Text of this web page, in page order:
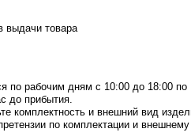
выдачи товара
по рабочим дням с 10:00 до 18:00 по
до прибытия.
комплектность и внешний вид
по комплектации и